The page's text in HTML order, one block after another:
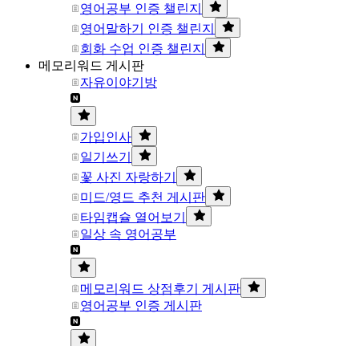
영어공부 인증 챌린지
영어말하기 인증 챌린지
회화 수업 인증 챌린지
메모리워드 게시판
자유이야기방
가입인사
일기쓰기
꽃 사진 자랑하기
미드/영드 추천 게시판
타임캡슐 열어보기
일상 속 영어공부
메모리워드 상점후기 게시판
영어공부 인증 게시판